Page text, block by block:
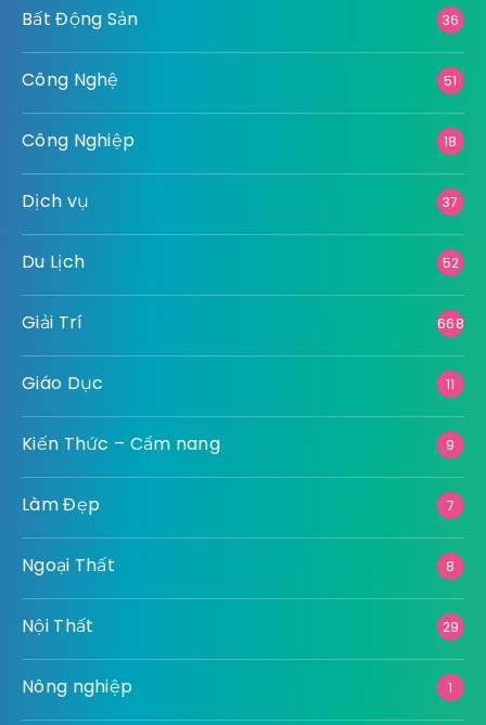
Bất Động Sản 36
Công Nghệ 51
Công Nghiệp 18
Dịch vụ 37
Du Lịch 52
Giải Trí 668
Giáo Dục 11
Kiến Thức – Cẩm nang 9
Làm Đẹp 7
Ngoại Thất 8
Nội Thất 29
Nông nghiệp 1